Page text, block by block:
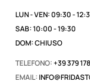
LUN - VEN: 09:30 -
SAB: 10:00 - 19:30
DOM: CHIUSO
TELEFONO:+39 379
EMAIL: